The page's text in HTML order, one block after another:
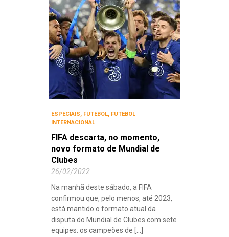
ESPECIAIS, FUTEBOL, FUTEBOL
INTERNACIONAL
FIFA descarta, no momento,
novo formato de Mundial de
Clubes
26/02/2022
Na manhã deste sábado, a FIFA
confirmou que, pelo menos, até 2023,
está mantido o formato atual da
disputa do Mundial de Clubes com sete
equipes: os campeões de [...]